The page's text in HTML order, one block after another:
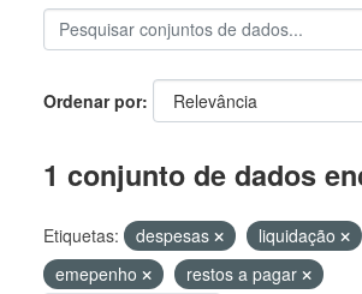
Ordenar por
1 conjunto de dados
Etiquetas: despesas
liquidação
emepenho
restos a pagar